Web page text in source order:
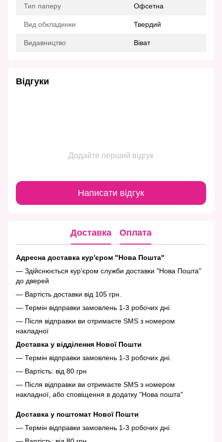
Тип паперу Офсетна
Вид обкладинки Твердий
Видавництво Віват
Відгуки
Додайте перший відгук
Написати відгук
Доставка Оплата
Адресна доставка кур'єром "Нова Пошта"
— Здійснюється кур'єром служби доставки "Нова Пошта"
до дверей
— Вартість доставки від 105 грн.
— Термін відправки замовлень 1-3 робочих дні.
— Після відправки ви отримаєте SMS з номером
накладної
Доставка у відділення Нової Пошти
— Термін відправки замовлень 1-3 робочих дні.
— Вартість: від 80 грн
— Після відправки ви отримаєте SMS з номером
накладної, або сповіщення в додатку "Нова пошта"
Доставка у поштомат Нової Пошти
— Термін відправки замовлень 1-3 робочих дні.